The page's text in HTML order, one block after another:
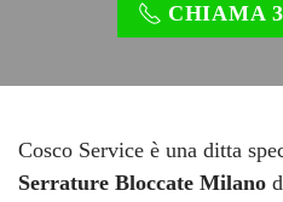
CHIAMA
Cosco Service è una ditta
Serrature Bloccate Milano